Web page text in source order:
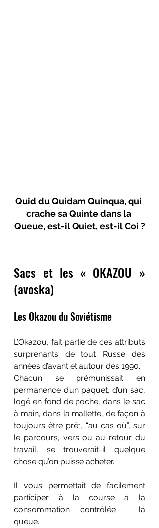
Quid du Quidam Quinqua, qui
crache sa Quinte dans la
Queue, est-il Quiet, est-il Coi ?
Sacs et les « OKAZOU »
(avoska)
Les Okazou du Soviétisme
L’Okazou, fait partie de ces attributs
surprenants de tout Russe des
années d’avant et autour dès 1990.
Chacun se prémunissait en
permanence d’un paquet, d’un sac,
logé en fond de poche, dans le sac
à main, dans la mallette, de façon à
toujours être prêt, “au cas où”, sur
le parcours, vers ou au retour du
travail, se trouverait-il quelque
chose qu’on puisse acheter.
Il vous permettait de facilement
participer à la course à la
consommation contrôlée : la
queue.